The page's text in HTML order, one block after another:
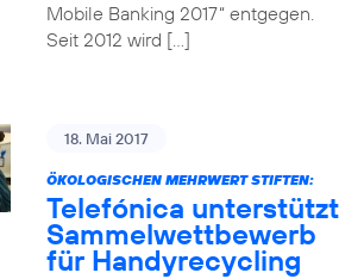
Mobile Banking 2017“ entgegen.
Seit 2012 wird […]
18. Mai 2017
ÖKOLOGISCHEN MEHRWERT STIFTEN:
Telefónica unterstützt
Sammelwettbewerb
für Handyrecycling